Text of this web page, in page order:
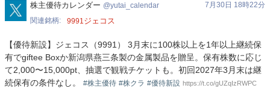
yutai_calendar
株主優待カレンダー yutai_calendar
7月30日 18時22分
関連銘柄
9991ジェコス
【優待新設】ジェコス（9991） 3月末に100株以上を1年以上継続保
有でgiftee Boxか新潟県燕三条製の金属製品を贈呈。保有株数に応じ
て2,000〜15,000pt、抽選で観戦チケットも。初回2027年3月末は継
続保有の条件なし。 #株主優待 #株クラ #優待新設 https://t.co/gUZqIzRWPC